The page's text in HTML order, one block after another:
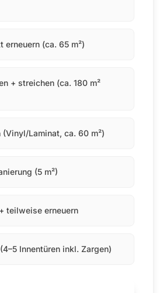
erneuern (ca. 65 m²)
+ streichen (ca. 180 m²
(Vinyl/Laminat, ca. 60 m²)
(5 m²)
teilweise erneuern
Innentüren inkl. Zargen)